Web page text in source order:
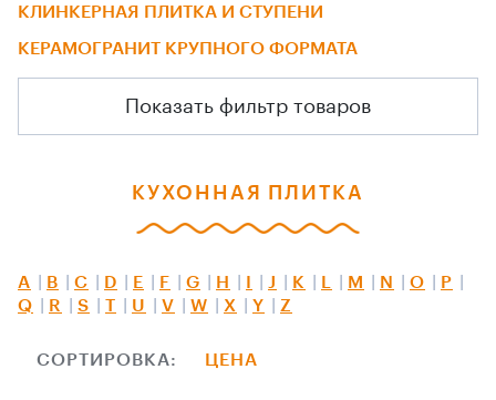
КЛИНКЕРНАЯ ПЛИТКА И СТУПЕНИ
КЕРАМОГРАНИТ КРУПНОГО ФОРМАТА
Показать фильтр товаров
КУХОННАЯ ПЛИТКА
A B C D E F G H J K M N O
P
Q
R S T U V W X Y Z
СОРТИРОВКА: ЦЕНА